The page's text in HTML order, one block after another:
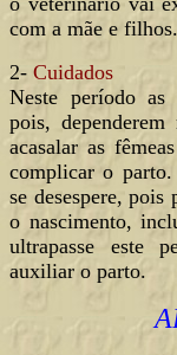
com a mãe e filhos.
2- Cuidados
Neste período as
pois,
acasalar as
complicar o parto.
se desespere,
o nascimento,
ultrapasse este
auxiliar o parto.